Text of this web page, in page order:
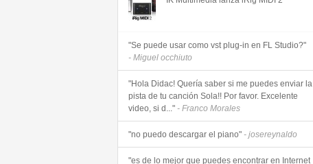
"Se puede usar como vst plug-in en FL Studio?"
- Miguel occhiuto
"Hola Didac! Quería saber si me puedes enviar la
pista de tu canción Sola!! Por favor. Excelente
video, si d..." - Franco Morales
"no puedo descargar el piano" - josereynaldo
"es de lo mejor que puedes encontrar en Internet